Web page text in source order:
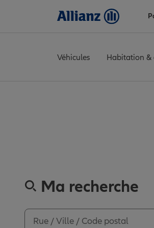
Véhicules Habitation &
Ma recherche